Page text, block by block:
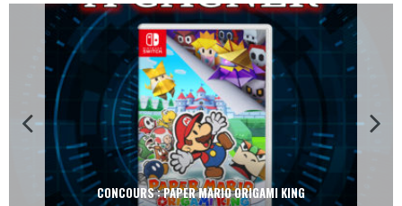
CONCOURS : PAPER MARIO ORIGAMI KING